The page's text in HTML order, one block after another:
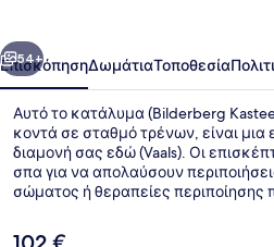
Επόμενο
54+
ΕπισκόπησηΔωμάτιαΤοποθεσία
Αυτό το κατάλυμα (Bilderberg
κοντά σε σταθμό τρένων, είναι μια
διαμονή σας εδώ (Vaals). Οι
σπα για να απολαύσουν
σώματος ή θεραπείες
που λειτουργούν, σερβίρει
Η